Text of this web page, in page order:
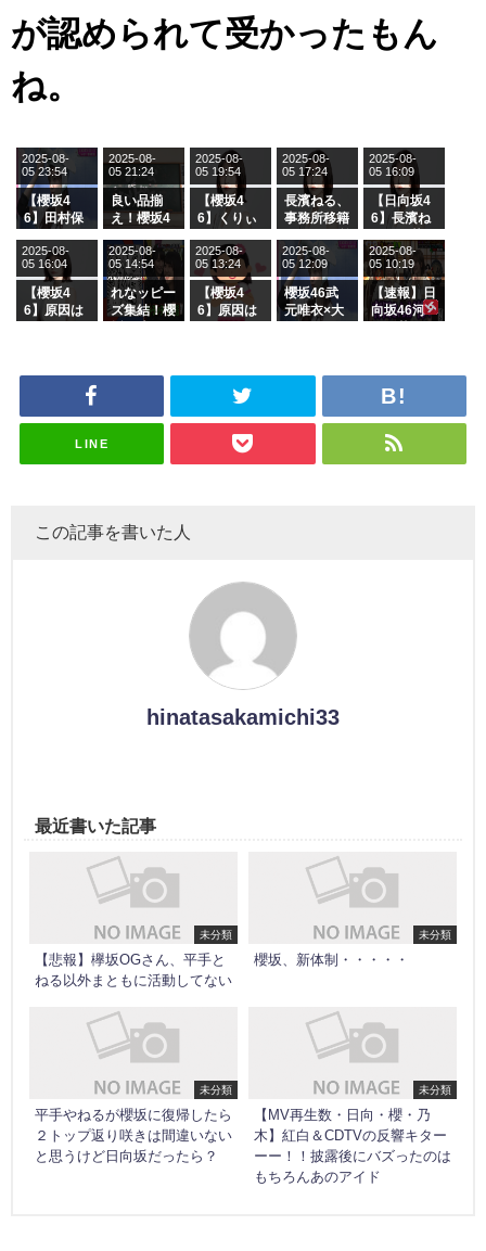
が認められて受かったもん
ね。
【櫻坂4
6】田村保
ージを脱い
でいた理由
2025-08-
05 23:54
良い品揃
え！櫻坂4
グル『Mak
e or Brea
k』オフィ
シャルグッ
ズ絶賛販売
2025-08-
05 21:24
【櫻坂4
6】くりぃ
の2人を手
玉に取る大
沼晶保【く
りぃむナン
タラ】
2025-08-
05 19:54
長濱ねる、
事務所移籍
属を発表
2025-08-
05 17:24
【日向坂4
6】長濱ね
ら移籍しフ
ラーム所属
に。これで
事務所に所
属している
がこちら
2025-08-
05 16:09
【櫻坂4
6】原因は
ざわつかせ
2025-08-
05 16:04
れなッピー
ズ集結！櫻
「ラヴィッ
スタジオ出
2025-08-
05 14:54
【櫻坂4
6】原因は
ざわつかせ
2025-08-
05 13:24
櫻坂46武
元唯衣×大
さんに恐怖
ナンタラ】
2025-08-
05 12:09
【速報】日
向坂46河
2025-08-
05 10:19
LINE
この記事を書いた人
hinatasakamichi33
最近書いた記事
未分類
【悲報】欅坂OGさん、平手と
ねる以外まともに活動してない
未分類
櫻坂、新体制・・・・・
未分類
平手やねるが櫻坂に復帰したら
２トップ返り咲きは間違いない
と思うけど日向坂だったら？
未分類
【MV再生数・日向・櫻・乃
木】紅白＆CDTVの反響キター
ーー！！披露後にバズったのは
もちろんあのアイド